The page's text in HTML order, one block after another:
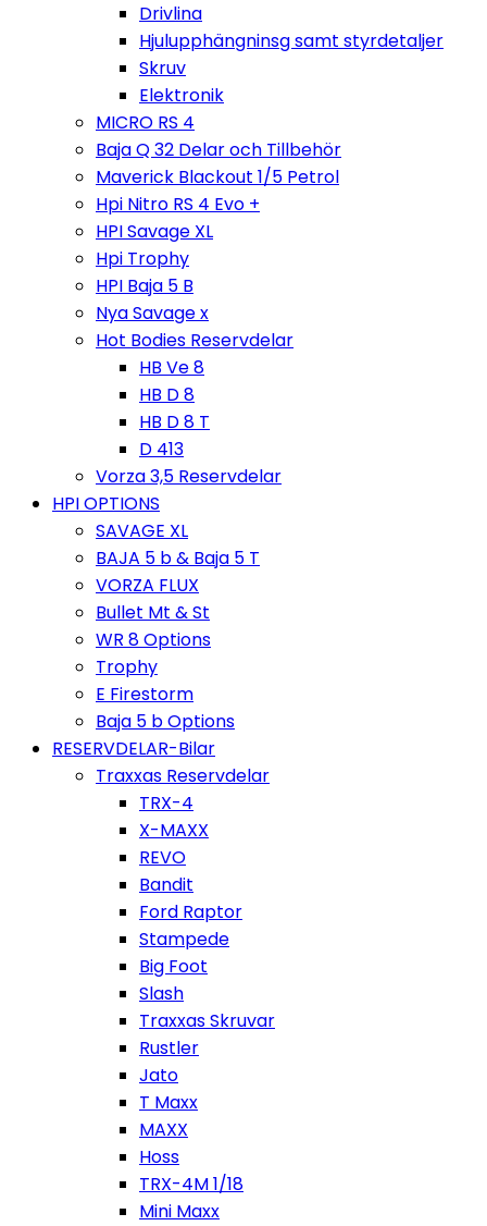
Drivlina
Hjulupphängninsg samt styrdetaljer
Skruv
Elektronik
MICRO RS 4
Baja Q 32 Delar och Tillbehör
Maverick Blackout 1/5 Petrol
Hpi Nitro RS 4 Evo +
HPI Savage XL
Hpi Trophy
HPI Baja 5 B
Nya Savage x
Hot Bodies Reservdelar
HB Ve 8
HB D 8
HB D 8 T
D 413
Vorza 3,5 Reservdelar
HPI OPTIONS
SAVAGE XL
BAJA 5 b & Baja 5 T
VORZA FLUX
Bullet Mt & St
WR 8 Options
Trophy
E Firestorm
Baja 5 b Options
RESERVDELAR-Bilar
Traxxas Reservdelar
TRX-4
X-MAXX
REVO
Bandit
Ford Raptor
Stampede
Big Foot
Slash
Traxxas Skruvar
Rustler
Jato
T Maxx
MAXX
Hoss
TRX-4M 1/18
Mini Maxx